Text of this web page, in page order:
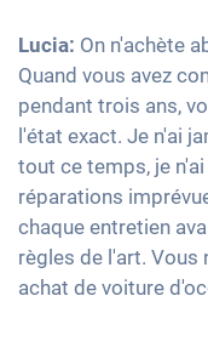
Lucia: On n'achète
Quand vous avez
pendant trois ans,
l'état exact. Je n'ai
tout ce temps, je
réparations
chaque entretien
règles de l'art. Vous
achat de voiture